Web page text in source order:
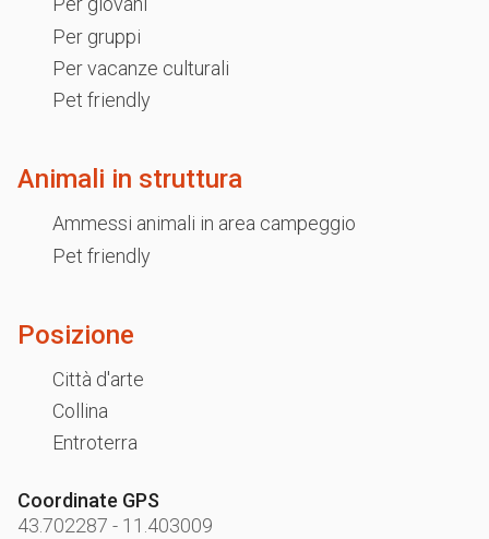
Per gruppi
Per vacanze culturali
Pet friendly
Animali in struttura
Ammessi animali in area campeggio
Pet friendly
Posizione
Città d'arte
Collina
Entroterra
Coordinate GPS
43.702287 - 11.403009